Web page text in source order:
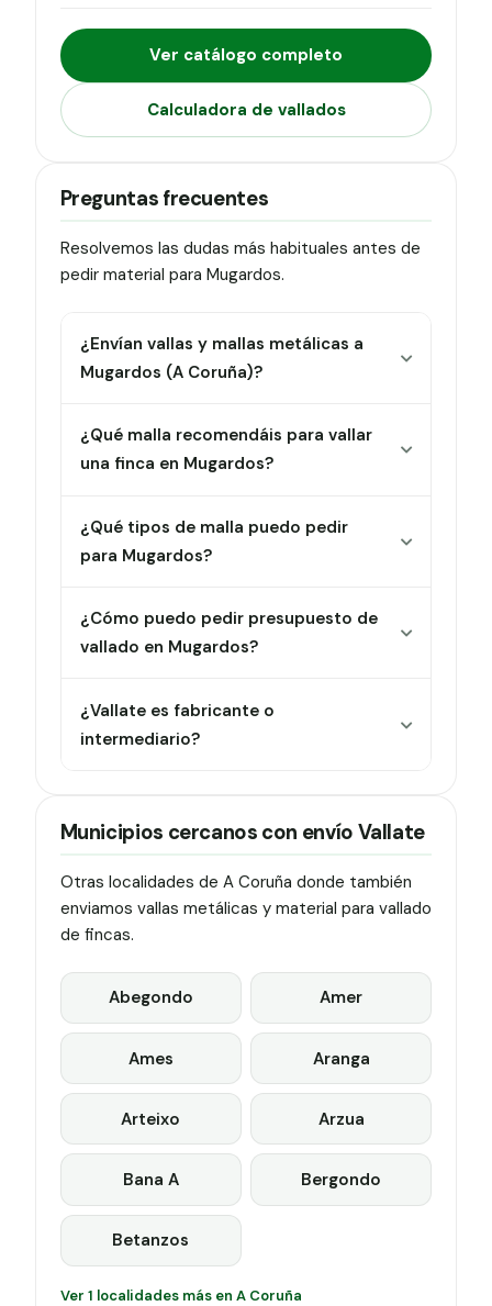
Ver catálogo completo
Calculadora de vallados
Preguntas frecuentes
Resolvemos las dudas más habituales antes de
pedir material para Mugardos.
¿Envían vallas y mallas metálicas a
Mugardos (A Coruña)?
¿Qué malla recomendáis para vallar
una finca en Mugardos?
¿Qué tipos de malla puedo pedir
para Mugardos?
¿Cómo puedo pedir presupuesto de
vallado en Mugardos?
¿Vallate es fabricante o
intermediario?
Municipios cercanos con envío Vallate
Otras localidades de A Coruña donde también
enviamos vallas metálicas y material para vallado
de fincas.
Abegondo Amer
Ames Aranga
Arteixo Arzua
Bana A Bergondo
Betanzos
Ver 1 localidades más en A Coruña